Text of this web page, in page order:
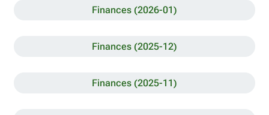
Finances (2026-01)
Finances (2025-12)
Finances (2025-11)